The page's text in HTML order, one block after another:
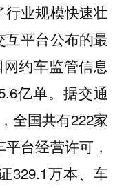
行业规模快速壮
平台公布的最
约车监管信息
亿单。据交通
全国共有222家
台经营许可，
329.1万本、车